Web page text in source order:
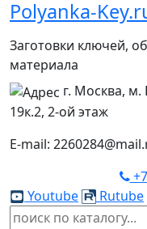
Polyanka-
Заготовки ключей,
материала
г. Москва, м.
19к.2, 2-ой этаж
E-mail:
Youtube
Rutube